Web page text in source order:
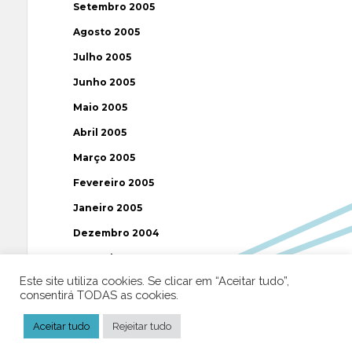
Setembro 2005
Agosto 2005
Julho 2005
Junho 2005
Maio 2005
Abril 2005
Março 2005
Fevereiro 2005
Janeiro 2005
Dezembro 2004
Novembro 2004
Outubro 2004
Agosto 2004
Este site utiliza cookies. Se clicar em “Aceitar tudo”,
consentirá TODAS as cookies.
Aceitar tudo Rejeitar tudo